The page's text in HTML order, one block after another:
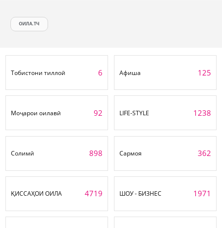
ОИЛА.ТЧ
Тобистони тиллоӣ 6 Афиша 125
Моҷарои оилавӣ 92 LIFE-STYLE 1238
Солимӣ 898 Сармоя 362
ҚИССАҲОИ ОИЛА 4719 ШОУ - БИЗНЕС 1971